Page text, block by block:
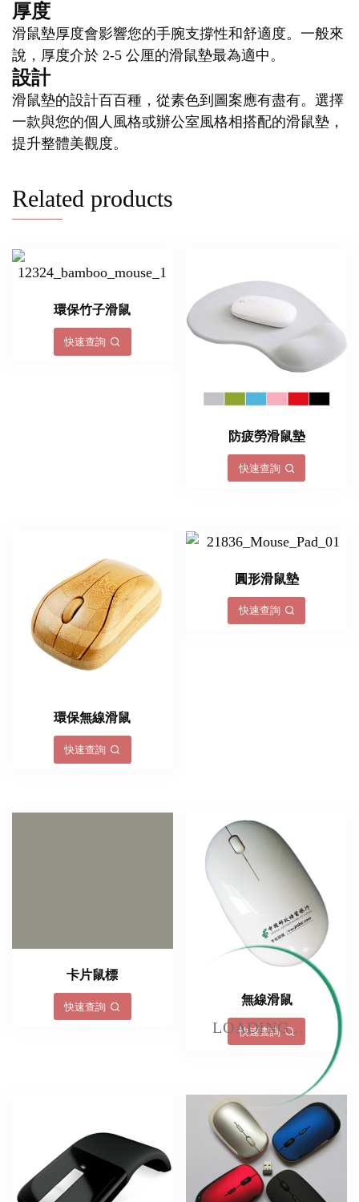
LOADING...
厚度
滑鼠墊厚度會影響您的手腕支撐性和舒適度。一般來
說，厚度介於 2-5 公厘的滑鼠墊最為適中。
設計
滑鼠墊的設計百百種，從素色到圖案應有盡有。選擇
一款與您的個人風格或辦公室風格相搭配的滑鼠墊，
提升整體美觀度。
Related products
環保竹子滑鼠
快速查詢
防疲勞滑鼠墊
快速查詢
環保無線滑鼠
快速查詢
圓形滑鼠墊
快速查詢
卡片鼠標
快速查詢 無線滑鼠
快速查詢